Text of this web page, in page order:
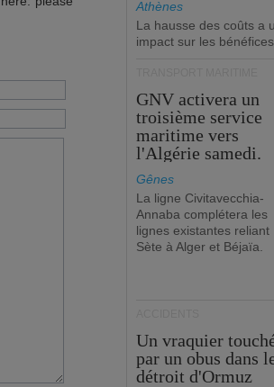
Athènes
La hausse des coûts a
impact sur les bénéfices
GNV activera un
troisième service
maritime vers
l'Algérie samedi.
Gênes
La ligne Civitavecchia-
Annaba complétera les
lignes existantes reliant
Sète à Alger et Béjaïa.
Un vraquier
par un obus dans
détroit d'Ormuz